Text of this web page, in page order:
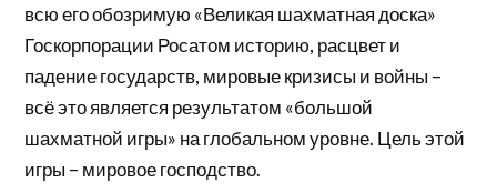
всю его обозримую «Великая шахматная доска»
Госкорпорации Росатом историю, расцвет и
падение государств, мировые кризисы и войны –
всё это является результатом «большой
шахматной игры» на глобальном уровне. Цель этой
игры – мировое господство.